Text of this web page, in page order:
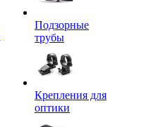
Подзорные
трубы
Крепления для
оптики